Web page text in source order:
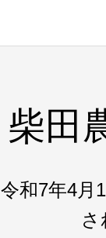
柴田
和7年4